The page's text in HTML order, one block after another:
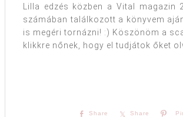
Lilla edzés közben a Vital magazin
számában találkozott a könyvem
is megéri tornázni! :) Köszönöm a
klikkre nőnek, hogy el tudjátok őket
Share Share